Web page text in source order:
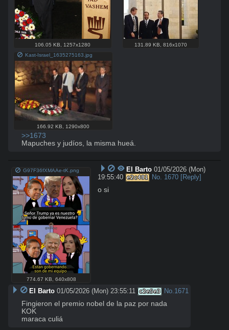
106.05 KB 1257x1280 131.89 KB
816x1070
Kast-Israel_1635275163.jpg
166.92 KB 1290x800
>>1673
Mapuches y judíos, la misma hueá.
G97F36fXMAAe-tK.png
774.67 KB 640x808
El Barto 01/05/2026 (Mon)
19:55:40 e2c481 No. 1670 [Reply]
o si
El Barto 01/05/2026 (Mon) 23:55:11 c2e5e3 No. 1671
Fingieron el premio nobel de la paz por nada
KOK
maraca culiá